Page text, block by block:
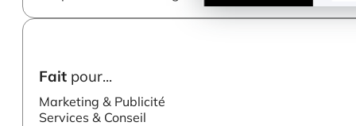
Fait pour...
Marketing & Publicité
Services & Conseil